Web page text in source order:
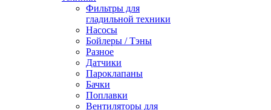
Фильтры для
гладильной техники
Насосы
Бойлеры / Тэны
Разное
Датчики
Пароклапаны
Бачки
Поплавки
Вентиляторы для